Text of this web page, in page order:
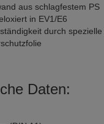
aus schlagfestem PS
in EV1/E6
durch
Daten: